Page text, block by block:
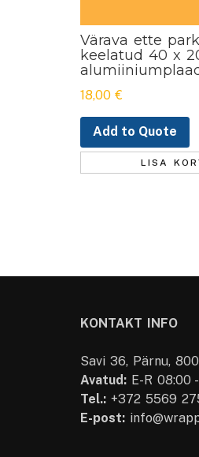
Värava ette
keelatud 40 x
18,00€
Add to Quote
LISA
KONTAKT INFO
Savi 36, Pärnu,
Avatud: E-R 08:00
Tel.: +372 5569
E-post: